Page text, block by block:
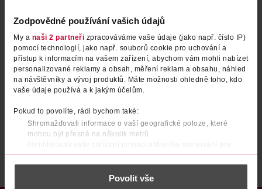
Zodpovědné používání vašich údajů
My a naši 2 partneři zpracováváme vaše údaje (jako např. číslo IP)
pomocí technologií, jako např. souborů cookie pro uchování a
přístup k informacím na vašem zařízení, abychom vám mohli nabízet
personalizované reklamy a obsah, měření reklam a obsahu, náhled
na návštěvníky a vývoj produktů. Máte možnosti ohledně toho, kdo
vaše údaje používá a k jakým účelům.
Pokud to povolíte, rádi bychom také:
Shromažďovali informace o vaší geografické poloze, které
mohou být přesné na několik metrů
Identifikovali vaše zařízení pomocí aktivního skenování pro
konkrétní charakteristiky (otisk prstu)
Zjistěte více o tom, jak zpracováváme vaše osobní údaje, a nastavte
části s podrobnostmi . Svůj souhlas můžete kdykoliv
Povolit vše
Po registraci se stáváte členem ROSSMANN CLUBu a můžete čerpat výhody naplno. Zjistit více